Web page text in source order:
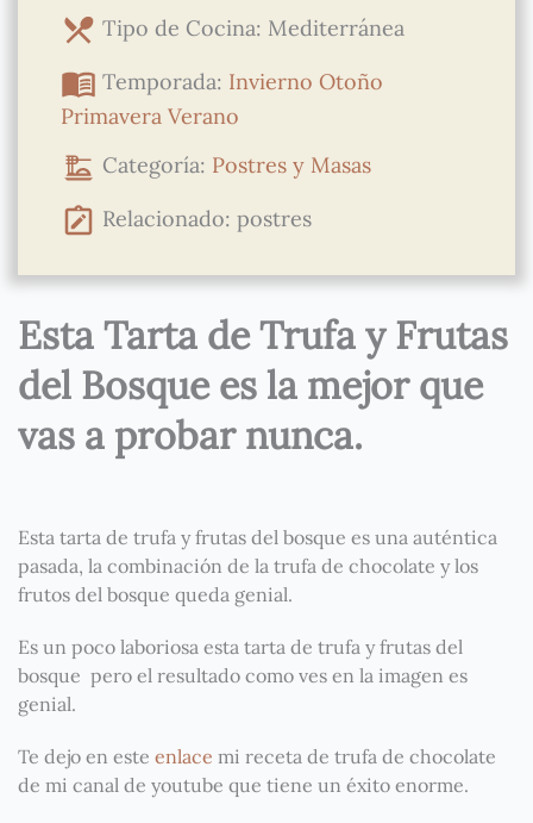
Tipo de Cocina: Mediterránea
Temporada: Invierno Otoño
Primavera Verano
Categoría: Postres y Masas
Relacionado: postres
Esta Tarta de Trufa y Frutas
del Bosque es la mejor que
vas a probar nunca.
Esta tarta de trufa y frutas del bosque es una auténtica
pasada, la combinación de la trufa de chocolate y los
frutos del bosque queda genial.
Es un poco laboriosa esta tarta de trufa y frutas del
bosque pero el resultado como ves en la imagen es
genial.
Te dejo en este enlace mi receta de trufa de chocolate
de mi canal de youtube que tiene un éxito enorme.